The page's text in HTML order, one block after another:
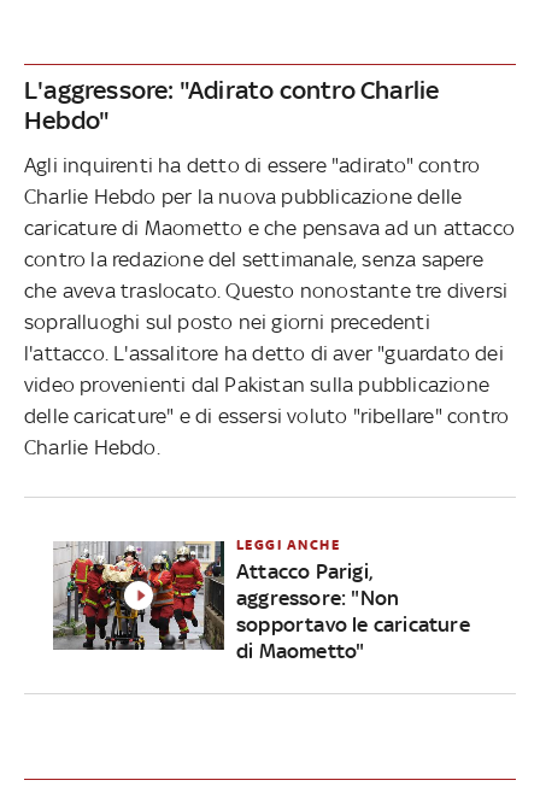
L'aggressore: "Adirato contro Charlie
Hebdo"
Agli inquirenti ha detto di essere "adirato" contro
Charlie Hebdo per la nuova pubblicazione delle
caricature di Maometto e che pensava ad un attacco
contro la redazione del settimanale, senza sapere
che aveva traslocato. Questo nonostante tre diversi
sopralluoghi sul posto nei giorni precedenti
l'attacco. L'assalitore ha detto di aver "guardato dei
video provenienti dal Pakistan sulla pubblicazione
delle caricature" e di essersi voluto "ribellare" contro
Charlie Hebdo.
LEGGI ANCHE
Attacco Parigi,
aggressore: "Non
sopportavo le caricature
di Maometto"